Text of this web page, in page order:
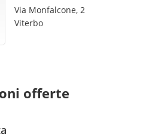
Via Monfalcone, 2
Viterbo
offerte